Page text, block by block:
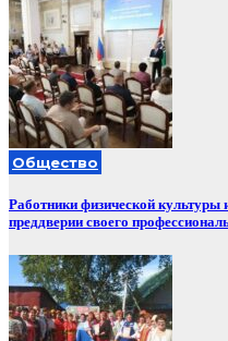
Общество
Работники физической
преддверии своего